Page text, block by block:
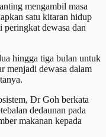
mengambil masa
satu kitaran hidup
peringkat dewasa dan
hingga tiga bulan untuk
menjadi dewasa dalam
Dr Goh berkata
dedaunan pada
makanan kepada